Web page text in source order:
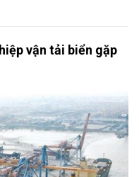
vận tải biển gặp